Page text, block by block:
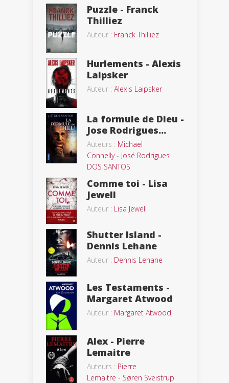
Puzzle - Franck
Thilliez
Auteur : Franck Thilliez
Hurlements - Alexis
Laipsker
Auteur : Alexis Laipsker
La formule de Dieu -
Jose Rodrigues...
Auteurs : Michael
Connelly- José Rodrigues
DOS SANTOS
Comme toi - Lisa
Jewell
Auteur : Lisa Jewell
Shutter Island -
Dennis Lehane
Auteur : Dennis Lehane
Les Testaments -
Margaret Atwood
Auteur : Margaret Atwood
Alex - Pierre
Lemaitre
Auteurs : Pierre
Lemaitre - Søren Sveistrup